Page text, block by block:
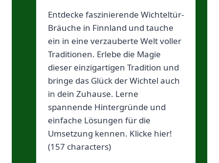
Entdecke faszinierende Wichteltür-
Bräuche in Finnland und tauche
ein in eine verzauberte Welt voller
Traditionen. Erlebe die Magie
dieser einzigartigen Tradition und
bringe das Glück der Wichtel auch
in dein Zuhause. Lerne
spannende Hintergründe und
einfache Lösungen für die
Umsetzung kennen. Klicke hier!
(157 characters)